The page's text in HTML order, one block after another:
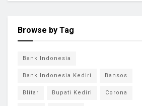
Browse by Tag
Bank Indonesia
Bank Indonesia Kediri Bansos
Blitar Bupati Kediri Corona